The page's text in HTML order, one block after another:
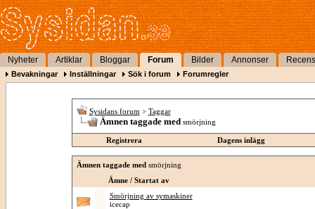
Nyheter Artiklar Bloggar Forum Bilder Annonser
Bevakningar Inställningar Sök i forum Forumregler
Sysidans forum > Taggar
Ämnen taggade med smörjning
Registrera Dagens inlägg
Ämnen taggade med smörjning
Ämne / Startat av
Smörjning av symaskiner
icecap